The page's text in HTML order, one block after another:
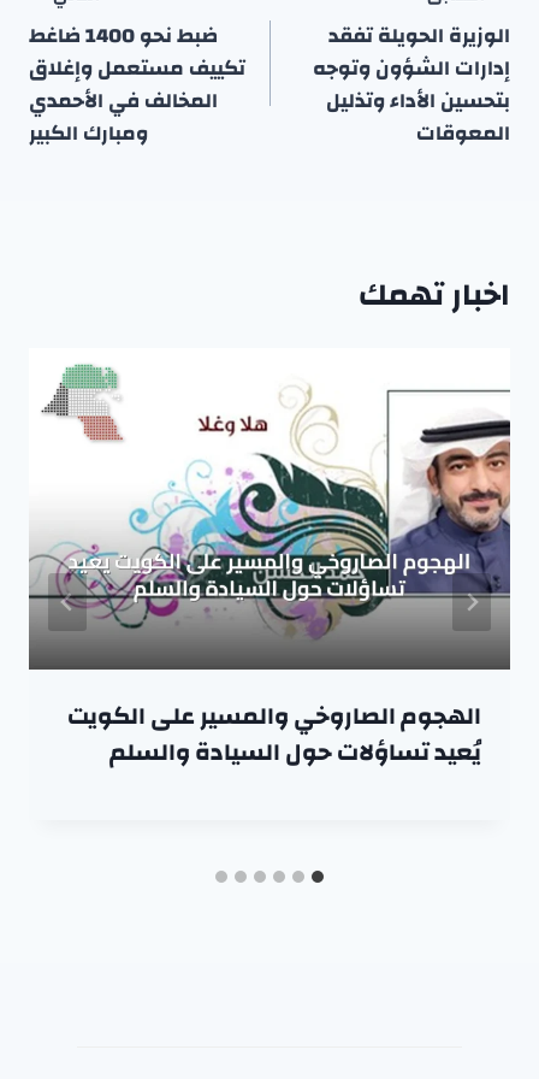
المقالات
الوزيرة الحويلة تفقد
إدارات الشؤون وتوجه
بتحسين الأداء وتذليل
المعوقات
ضبط نحو 1400 ضاغط
تكييف مستعمل وإغلاق
المخالف في الأحمدي
ومبارك الكبير
اخبار تهمك
الهجوم الصاروخي والمسير على الكويت
يُعيد تساؤلات حول السيادة والسلم